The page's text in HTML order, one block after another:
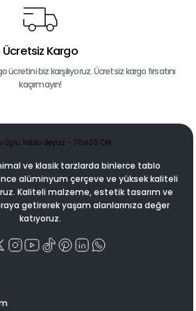
Ücretsiz Kargo
ücretini biz karşılıyoruz. Ücretsiz kargo fırsatını
kaçırmayın!
ve klasik tarzlarda binlerce tablo
alüminyum çerçeve ve yüksek kaliteli
Kaliteli malzeme, estetik tasarım ve
getirerek yaşam alanlarınıza değer
katıyoruz.